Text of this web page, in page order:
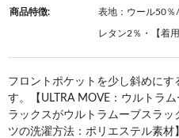
商品特徴: 表地：ウール50
レタン2％・【着
フロントポケットを少し斜めにす
す。【ULTRA MOVE：ウルトラ
ラックスがウルトラムーブスラ
ツの洗濯方法：ポリエステル素